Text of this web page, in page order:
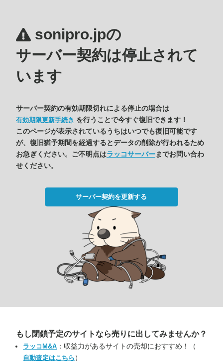
sonipro.jpの
サーバー契約は停止されて
います
サーバー契約の有効期限切れによる停止の場合は
有効期限更新手続き を行うことで今すぐ復旧できます！
このページが表示されているうちはいつでも復旧可能です
が、復旧猶予期間を経過するとデータの削除が行われるため
お急ぎください。ご不明点はラッコサーバーまでお問い合わ
せください。
サーバー契約を更新する
もし閉鎖予定のサイトなら売りに出してみませんか？
ラッコM&A ：収益力があるサイトの売却におすすめ！（
自動査定はこちら ）